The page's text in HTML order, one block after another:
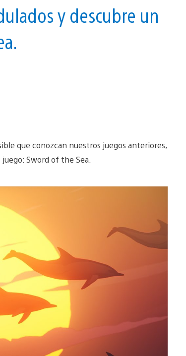
y descubre un
que conozcan nuestros juegos anteriores,
Sword of the Sea.